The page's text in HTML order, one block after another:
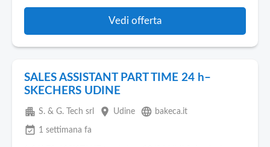
Vedi offerta
SALES ASSISTANT PART TIME 24 h–
SKECHERS UDINE
apartment S. & G. Tech srl place Udine language bakeca.it
event_available 1 settimana fa